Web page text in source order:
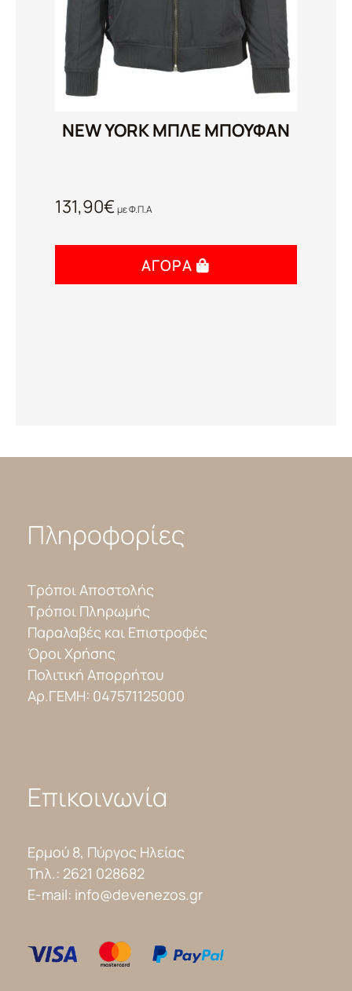
NEW YORK ΜΠΛΕ ΜΠΟΥΦΑΝ
131,90€με Φ.Π.Α
ΑΓΟΡΆ
Πληροφορίες
Τρόποι Αποστολής
Τρόποι Πληρωμής
Παραλαβές και Επιστροφές
Όροι Χρήσης
Πολιτική Απορρήτου
Αρ.ΓΕΜΗ: 047571125000
Επικοινωνία
Ερμού 8, Πύργος Ηλείας
Τηλ.: 2621 028682
E-mail: info@devenezos.gr